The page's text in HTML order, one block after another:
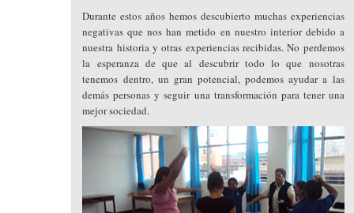
Durante estos años hemos descubierto muchas experiencias
negativas que nos han metido en nuestro interior debido a
nuestra historia y otras experiencias recibidas. No perdemos
la esperanza de que al descubrir todo lo que nosotras
tenemos dentro, un gran potencial, podemos ayudar a las
demás personas y seguir una transformación para tener una
mejor sociedad.